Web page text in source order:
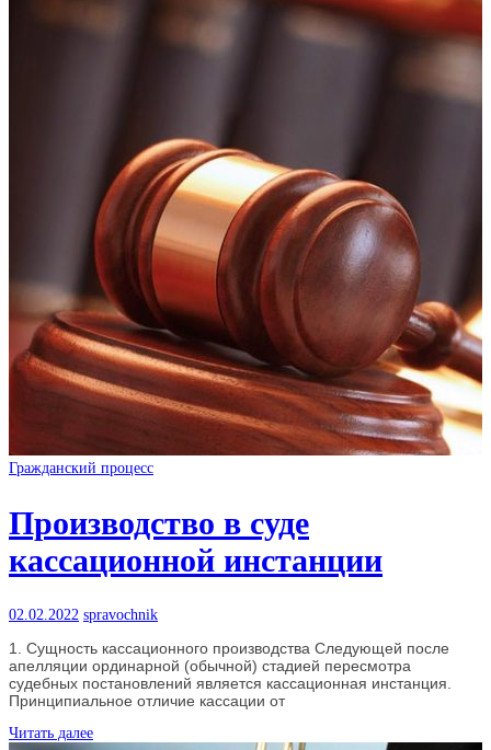
Гражданский процесс
Производство в суде
кассационной инстанции
02.02.2022 spravochnik
1. Сущность кассационного производства Следующей после
апелляции ординарной (обычной) стадией пересмотра
судебных постановлений является кассационная инстанция.
Принципиальное отличие кассации от
Читать далее